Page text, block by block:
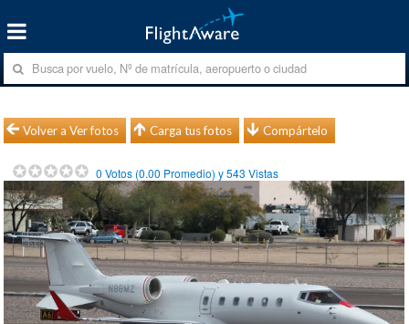
Volver a Ver fotos Carga tus fotos Compártelo
0 Votos (0.00 Promedio) y543 Vistas